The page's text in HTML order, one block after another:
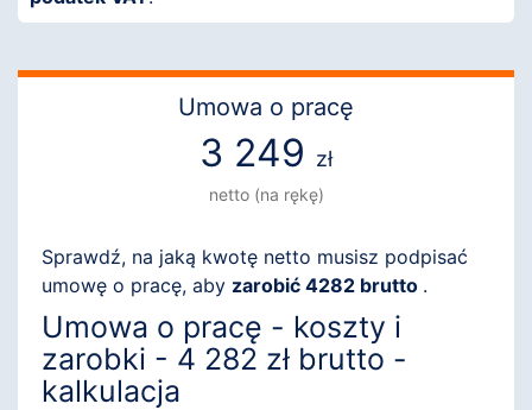
Umowa o pracę
3 249 zł
netto (na rękę)
Sprawdź, na jaką kwotę netto musisz podpisać
umowę o pracę, aby zarobić 4282 brutto .
Umowa o pracę - koszty i
zarobki - 4 282 zł brutto -
kalkulacja